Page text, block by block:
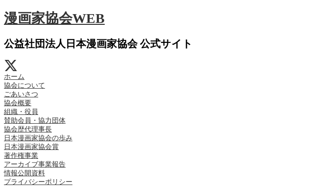
漫画家協会WEB
公益社団法人日本漫画家協会 公式サイト
ホーム
協会について
ごあいさつ
協会概要
組織・役員
賛助会員・協力団体
協会歴代理事長
日本漫画家協会の歩み
日本漫画家協会賞
著作権事業
アーカイブ事業報告
情報公開資料
プライバシーポリシー